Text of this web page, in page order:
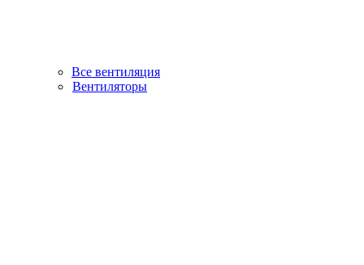
Все вентиляция
Вентиляторы